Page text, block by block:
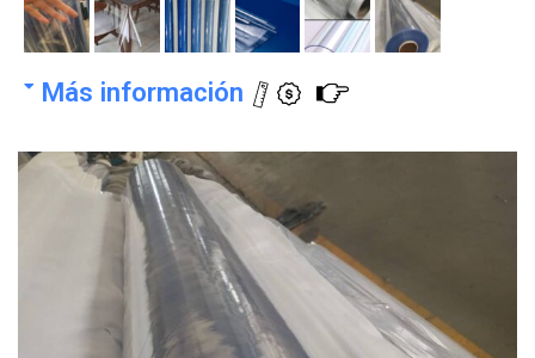
Más información